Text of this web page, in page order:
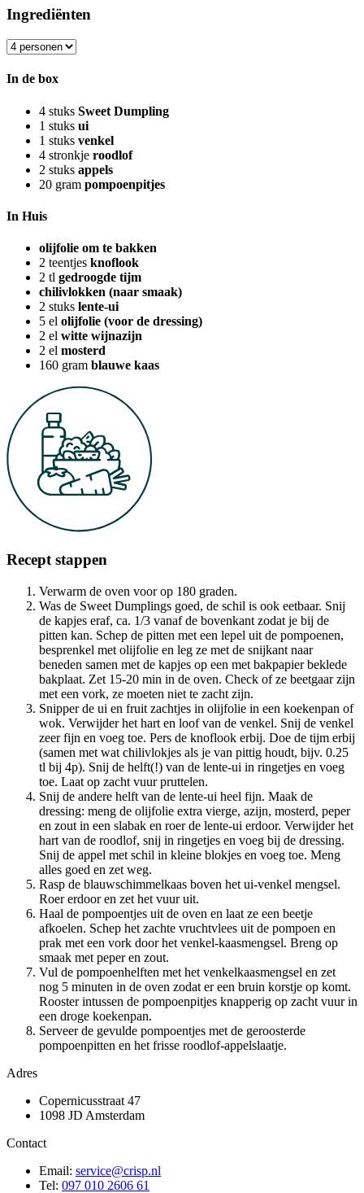
Ingrediënten
In de box
4 stuks Sweet Dumpling
1 stuks ui
1 stuks venkel
4 stronkje roodlof
2 stuks appels
20 gram pompoenpitjes
In Huis
olijfolie om te bakken
2 teentjes knoflook
2 tl gedroogde tijm
chilivlokken (naar smaak)
2 stuks lente-ui
5 el olijfolie (voor de dressing)
2 el witte wijnazijn
2 el mosterd
160 gram blauwe kaas
Recept stappen
Verwarm de oven voor op 180 graden.
Was de Sweet Dumplings goed, de schil is ook eetbaar. Snij
de kapjes eraf, ca. 1/3 vanaf de bovenkant zodat je bij de
pitten kan. Schep de pitten met een lepel uit de pompoenen,
besprenkel met olijfolie en leg ze met de snijkant naar
beneden samen met de kapjes op een met bakpapier beklede
bakplaat. Zet 15-20 min in de oven. Check of ze beetgaar zijn
met een vork, ze moeten niet te zacht zijn.
Snipper de ui en fruit zachtjes in olijfolie in een koekenpan of
wok. Verwijder het hart en loof van de venkel. Snij de venkel
zeer fijn en voeg toe. Pers de knoflook erbij. Doe de tijm erbij
(samen met wat chilivlokjes als je van pittig houdt, bijv. 0.25
tl bij 4p). Snij de helft(!) van de lente-ui in ringetjes en voeg
toe. Laat op zacht vuur pruttelen.
Snij de andere helft van de lente-ui heel fijn. Maak de
dressing: meng de olijfolie extra vierge, azijn, mosterd, peper
en zout in een slabak en roer de lente-ui erdoor. Verwijder het
hart van de roodlof, snij in ringetjes en voeg bij de dressing.
Snij de appel met schil in kleine blokjes en voeg toe. Meng
alles goed en zet weg.
Rasp de blauwschimmelkaas boven het ui-venkel mengsel.
Roer erdoor en zet het vuur uit.
Haal de pompoentjes uit de oven en laat ze een beetje
afkoelen. Schep het zachte vruchtvlees uit de pompoen en
prak met een vork door het venkel-kaasmengsel. Breng op
smaak met peper en zout.
Vul de pompoenhelften met het venkelkaasmengsel en zet
nog 5 minuten in de oven zodat er een bruin korstje op komt.
Rooster intussen de pompoenpitjes knapperig op zacht vuur in
een droge koekenpan.
Serveer de gevulde pompoentjes met de geroosterde
pompoenpitten en het frisse roodlof-appelslaatje.
Adres
Copernicusstraat 47
1098 JD Amsterdam
Contact
Email: service@crisp.nl
Tel: 097 010 2606 61